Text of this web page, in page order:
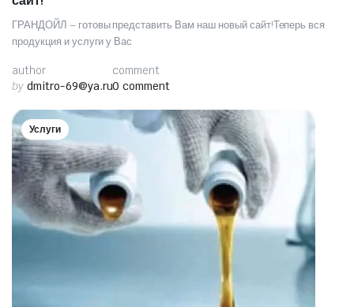
ГРАНДОЙЛ – готовы представить Вам наш новый сайт!Теперь вся
продукция и услуги у Вас
author
by dmitro-69@ya.ru
comment
0 comment
Услуги